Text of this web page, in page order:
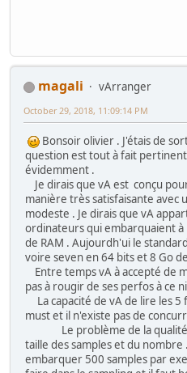
magali
vArranger
October 29, 2018, 11:09:14 PM
Bonsoir olivier . J'étais de
question est tout à fait
évidemment .
Je dirais que vA est conçu
manière très satisfaisante avec
modeste . Je dirais que vA
ordinateurs qui embarquaient à
de RAM . Aujourdh'ui le
voire seven en 64 bits et 8 Go
Entre temps vA à accepté de
pas à rougir de ses perfos à ce
La capacité de vA de lire les
must et il n'existe pas de
Le problème de la qualité
taille des samples et du
embarquer 500 samples par